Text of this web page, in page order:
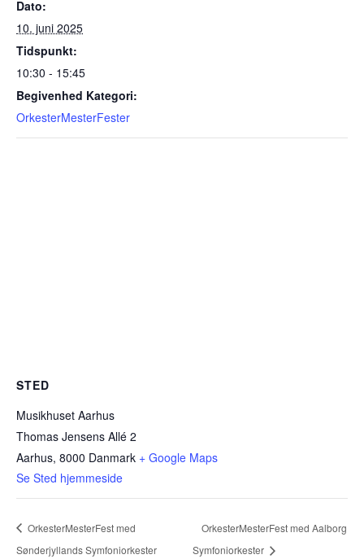
Dato:
10. juni 2025
Tidspunkt:
10:30 - 15:45
Begivenhed Kategori:
OrkesterMesterFester
STED
Musikhuset Aarhus
Thomas Jensens Allé 2
Aarhus, 8000 Danmark + Google Maps
Se Sted hjemmeside
OrkesterMesterFest med
Sønderjyllands Symfoniorkester
OrkesterMesterFest med Aalborg
Symfoniorkester